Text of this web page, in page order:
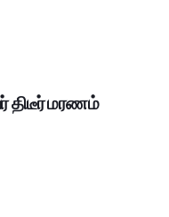
திடீர் மரணம்